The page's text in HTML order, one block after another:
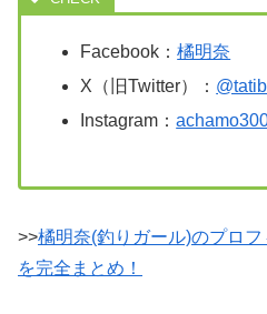
Facebook：橘明奈
X（旧Twitter）：
Instagram：
>>橘明奈(釣りガール)のプロ
を完全まとめ！